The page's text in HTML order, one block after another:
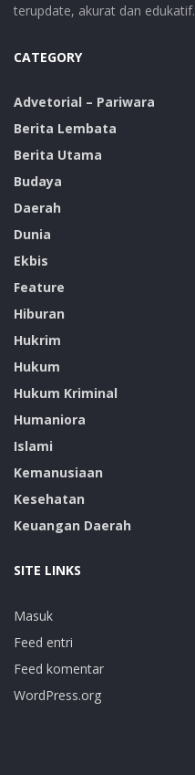
terupdate, akurat dan edukatif.
CATEGORY
Advetorial – Pariwara
Berita Lembata
Berita Utama
Budaya
Daerah
Dunia
Ekbis
Feature
Hiburan
Hukrim
Hukum
Hukum Kriminal
Humaniora
Islami
Kemanusiaan
Kesehatan
Keuangan Daerah
SITE LINKS
Masuk
Feed entri
Feed komentar
WordPress.org